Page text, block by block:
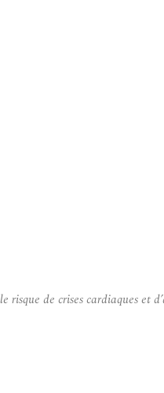
de crises cardiaques et